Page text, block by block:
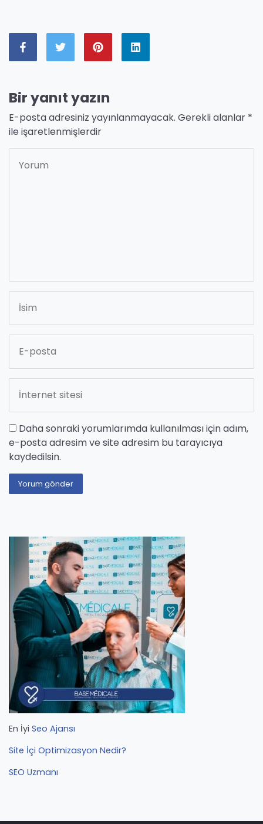
Bir yanıt yazın
E-posta adresiniz yayınlanmayacak. Gerekli alanlar *
ile işaretlenmişlerdir
Daha sonraki yorumlarımda kullanılması için adım,
e-posta adresim ve site adresim bu tarayıcıya
kaydedilsin.
En İyi Seo Ajansı
Site İçi Optimizasyon Nedir?
SEO Uzmanı